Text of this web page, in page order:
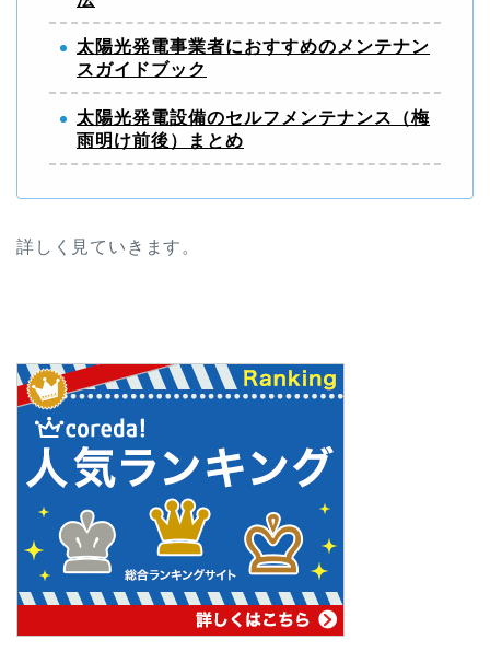
太陽光発電事業者におすすめのメンテナン
スガイドブック
太陽光発電設備のセルフメンテナンス（梅
雨明け前後）まとめ
詳しく見ていきます。